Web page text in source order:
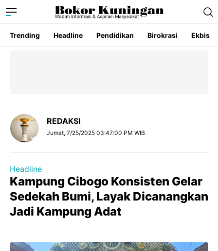
Trending Headline Pendidikan Birokrasi Ekbis
REDAKSI
Jumat, 7/25/2025 03:47:00 PM WIB
Headline
Kampung Cibogo Konsisten Gelar
Sedekah Bumi, Layak Dicanangkan
Jadi Kampung Adat